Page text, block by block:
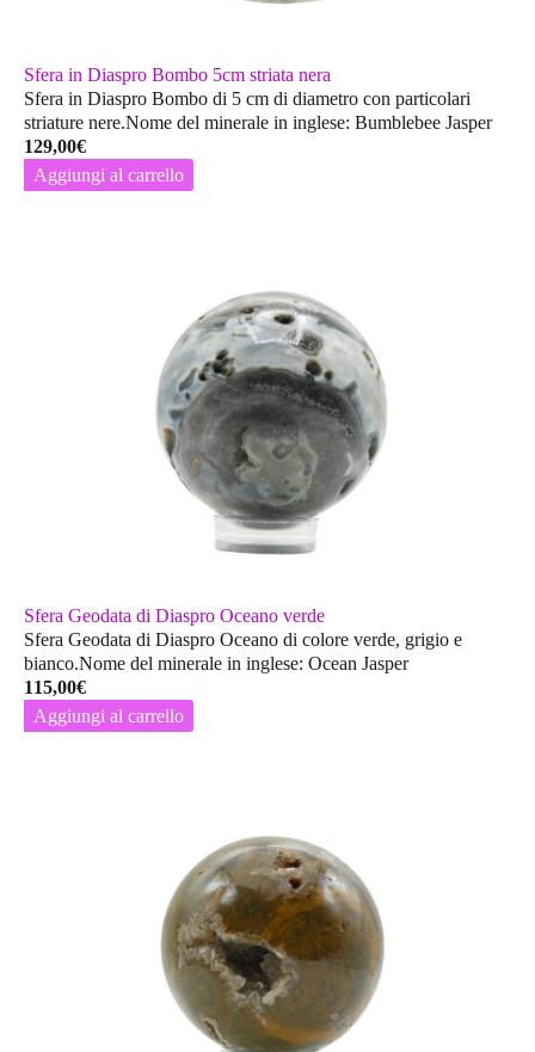
Sfera in Diaspro Bombo 5cm striata nera
Sfera in Diaspro Bombo di 5 cm di diametro con particolari
striature nere.Nome del minerale in inglese: Bumblebee Jasper
129,00€
Aggiungi al carrello
Sfera Geodata di Diaspro Oceano verde
Sfera Geodata di Diaspro Oceano di colore verde, grigio e
bianco.Nome del minerale in inglese: Ocean Jasper
115,00€
Aggiungi al carrello